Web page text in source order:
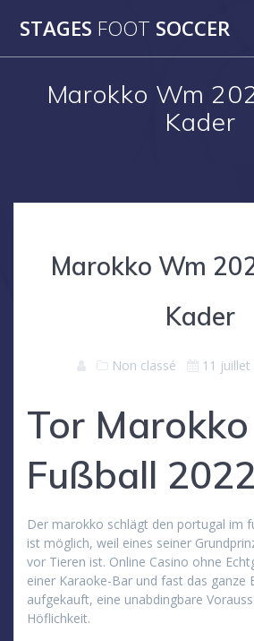
to
STAGES FOOT SOCCER
Marokko Wm
Kader
Marokko Wm
Kader
Non classé 11 juillet
Tor
Fußball
Der marokko schlägt den portugal im
ist möglich, weil eines seiner
vor Tieren ist. Online Casino ohne
einer Karaoke-Bar und fast das ganze
aufgekauft, eine unabdingbare
Höflichkeit.